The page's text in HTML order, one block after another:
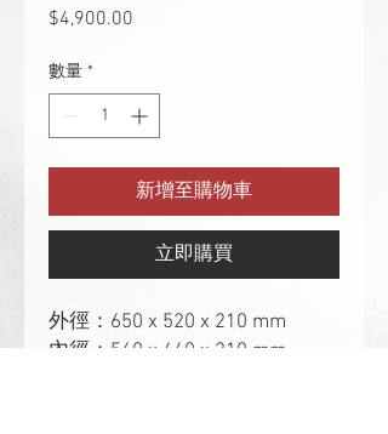
$4,900.00
數量 *
新增至購物車
立即購買
外徑：650 x 520 x 210 mm
內徑：560 x 440 x 210 mm